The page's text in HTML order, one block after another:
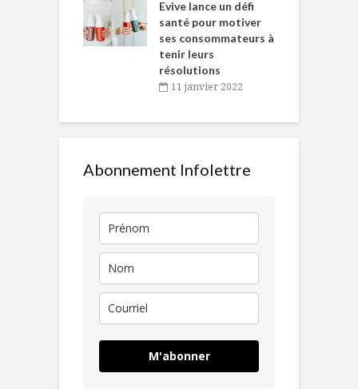
Evive lance un défi
santé pour motiver
ses consommateurs à
tenir leurs
résolutions
11 janvier 2022
Abonnement Infolettre
M'abonner